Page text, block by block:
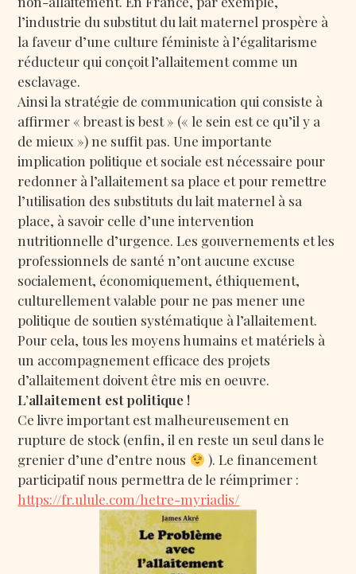
l’industrie du substitut du lait maternel prospère à
la faveur d’une culture féministe à l’égalitarisme
réducteur qui conçoit l’allaitement comme un
esclavage.
Ainsi la stratégie de communication qui consiste à
affirmer « breast is best » (« le sein est ce qu’il y a
de mieux ») ne suffit pas. Une importante
implication politique et sociale est nécessaire pour
redonner à l’allaitement sa place et pour remettre
l’utilisation des substituts du lait maternel à sa
place, à savoir celle d’une intervention
nutritionnelle d’urgence. Les gouvernements et les
professionnels de santé n’ont aucune excuse
socialement, économiquement, éthiquement,
culturellement valable pour ne pas mener une
politique de soutien systématique à l’allaitement.
Pour cela, tous les moyens humains et matériels à
un accompagnement efficace des projets
d’allaitement doivent être mis en oeuvre.
L’allaitement est politique !
Ce livre important est malheureusement en
rupture de stock (enfin, il en reste un seul dans le
grenier d’une d’entre nous
). Le financement
participatif nous permettra de le réimprimer :
https://fr.ulule.com/hetre-myriadis/